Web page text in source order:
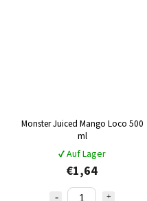
Monster Juiced Mango Loco 500
ml
✔ Auf Lager
€1,64